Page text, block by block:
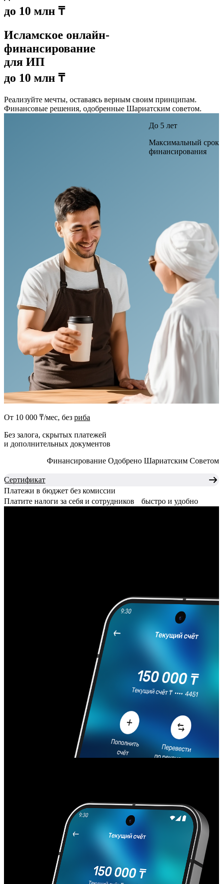
до 10 млн ₸
Исламское онлайн-
финансирование
для ИП
до 10 млн ₸
Реализуйте мечты, оставаясь верным своим принципам.
Финансовые решения, одобренные Шариатским советом.
До 5 лет
Максимальный срок
финансирования
От 10 000 ₸/мес, без риба
Без залога, скрытых платежей
и дополнительных документов
Финансирование Одобрено Шариатским Советом
Сертификат
Платежи в бюджет без комиссии
Платите налоги за себя и сотрудников
быстро и удобно